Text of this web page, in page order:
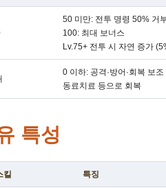
50 미만: 전투 명령 50% 거
100: 최대 보너스
Lv.75+ 전투 시 자연 증가
0 이하: 공격·방어·회복 보
동료치료 등으로 회복
특성
킬 특징